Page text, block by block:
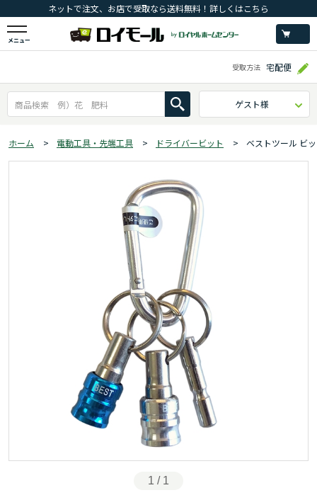
ネットで注文、お店で受取なら送料無料！詳しくはこちら
メニュー
受取方法 宅配便
ゲスト様
ホーム > 電動工具・先端工具 > ドライバービット > ベストツール ビ
1 / 1